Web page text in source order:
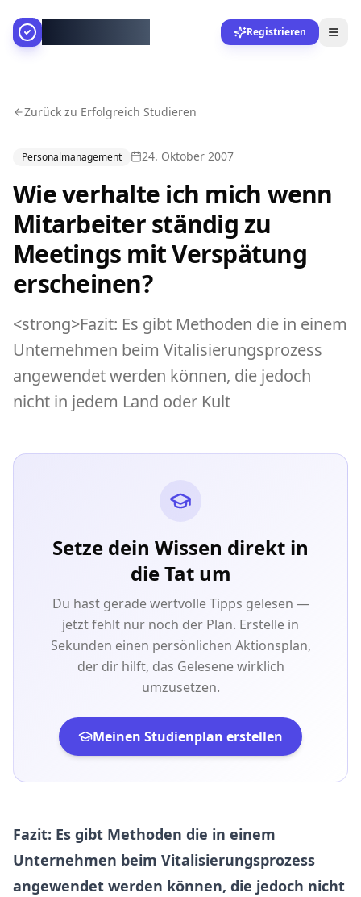
Registrieren
Zurück zu Erfolgreich Studieren
Personalmanagement 24. Oktober 2007
Wie verhalte ich mich wenn
Mitarbeiter ständig zu
Meetings mit Verspätung
erscheinen?
<strong>Fazit: Es gibt Methoden die in einem
Unternehmen beim Vitalisierungsprozess
angewendet werden können, die jedoch
nicht in jedem Land oder Kult
Setze dein Wissen direkt in
die Tat um
Du hast gerade wertvolle Tipps gelesen —
jetzt fehlt nur noch der Plan. Erstelle in
Sekunden einen persönlichen Aktionsplan,
der dir hilft, das Gelesene wirklich
umzusetzen.
Meinen Studienplan erstellen
Fazit: Es gibt Methoden die in einem
Unternehmen beim Vitalisierungsprozess
angewendet werden können, die jedoch nicht